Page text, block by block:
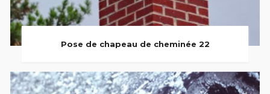
Pose de chapeau de cheminée 22